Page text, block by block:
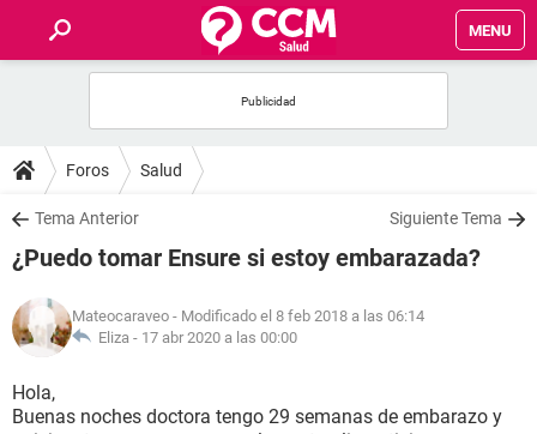
MENU
FOROS
SALUD
FAMILIA
NUTRICIÓN
BIENESTAR
Foros Salud
Tema Anterior Siguiente Tema
¿Puedo tomar Ensure si estoy embarazada?
Mateocaraveo - Modificado el 8 feb 2018 a las 06:14
Eliza - 17 abr 2020 a las 00:00
Hola,
Buenas noches doctora tengo 29 semanas de embarazo y